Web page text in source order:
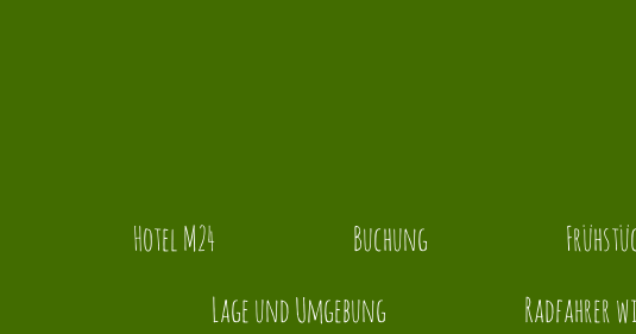
Hotel M24 Buchung
Lage und Umgebung
Radfahrer